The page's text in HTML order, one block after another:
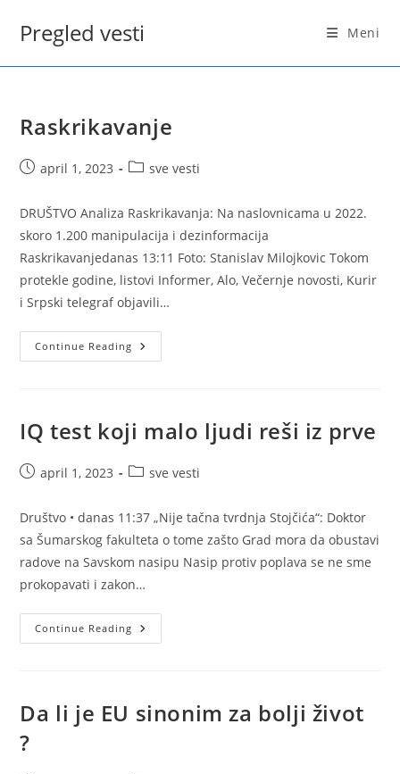
Pregled vesti Meni
Raskrikavanje
Postapril 1, 2023
Postsve vesti
DRUŠTVO Analiza Raskrikavanja: Na naslovnicama u 2022.
skoro 1.200 manipulacija i dezinformacija
Raskrikavanjedanas 13:11 Foto: Stanislav Milojkovic Tokom
protekle godine, listovi Informer, Alo, Večernje novosti, Kurir
i Srpski telegraf objavili…
Continue Reading Raskrikavanje
IQ test koji malo ljudi reši iz prve
Postapril 1, 2023
Postsve vesti
Društvo • danas 11:37 „Nije tačna tvrdnja Stojčića“: Doktor
sa Šumarskog fakulteta o tome zašto Grad mora da obustavi
radove na Savskom nasipu Nasip protiv poplava se ne sme
prokopavati i zakon…
Continue Reading IQ
Test
Prve
Da li je EU sinonim za bolji život
?